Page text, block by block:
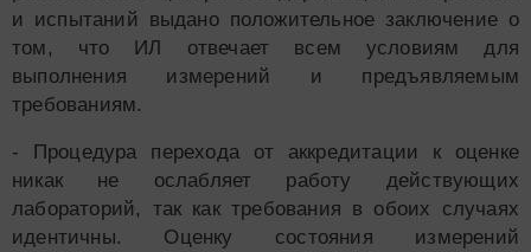
и испытаний выдано положительное заключение о
том, что ИЛ отвечает всем условиям для
выполнения измерений и предъявляемым
требованиям.
- Процедура перехода от аккредитации к оценке
никак не ослабляет работу действующих
лабораторий, так как требования в обоих случаях
идентичны. Оценку состояния измерений